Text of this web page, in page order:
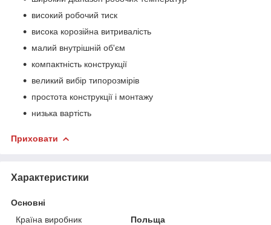
високий робочий тиск
висока корозійна витривалість
малий внутрішній об'єм
компактність конструкції
великий вибір типорозмірів
простота конструкції і монтажу
низька вартість
Приховати
Характеристики
Основні
Країна виробник
Польща